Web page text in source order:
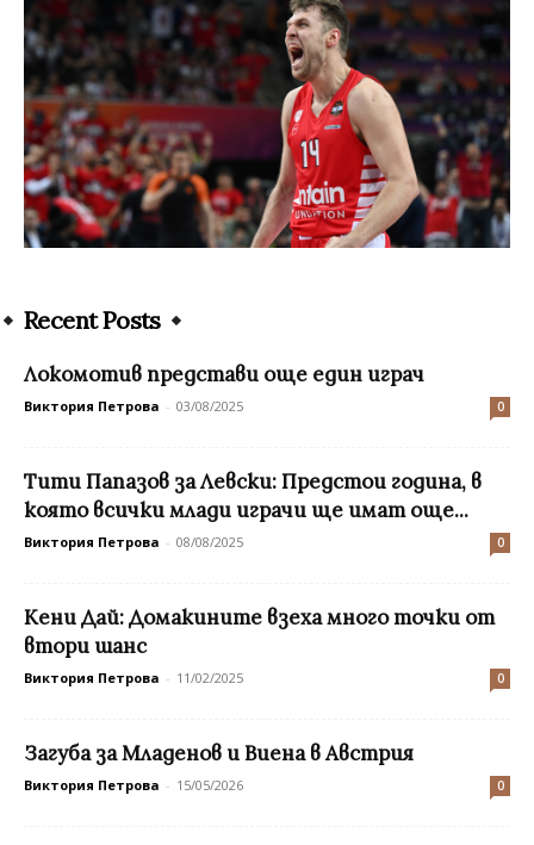
Recent Posts
Локомотив представи още един играч
Виктория Петрова - 03/08/2025 0
Тити Папазов за Левски: Предстои година, в
която всички млади играчи ще имат още...
Виктория Петрова - 08/08/2025 0
Кени Дай: Домакините взеха много точки от
втори шанс
Виктория Петрова - 11/02/2025 0
Загуба за Младенов и Виена в Австрия
Виктория Петрова - 15/05/2026 0